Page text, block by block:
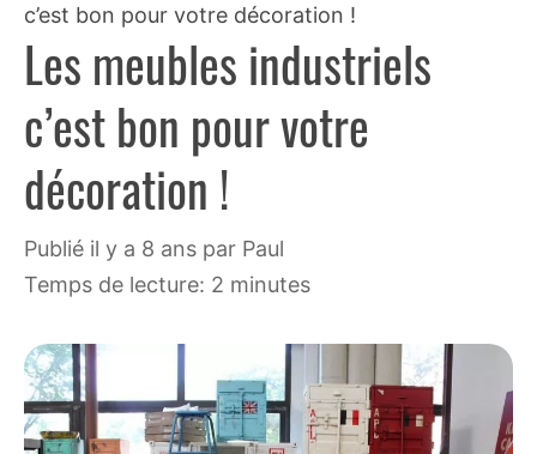
c’est bon pour votre décoration !
Les meubles industriels
c’est bon pour votre
décoration !
publié il y a 8 ans par Paul
Temps de lecture: 2 minutes